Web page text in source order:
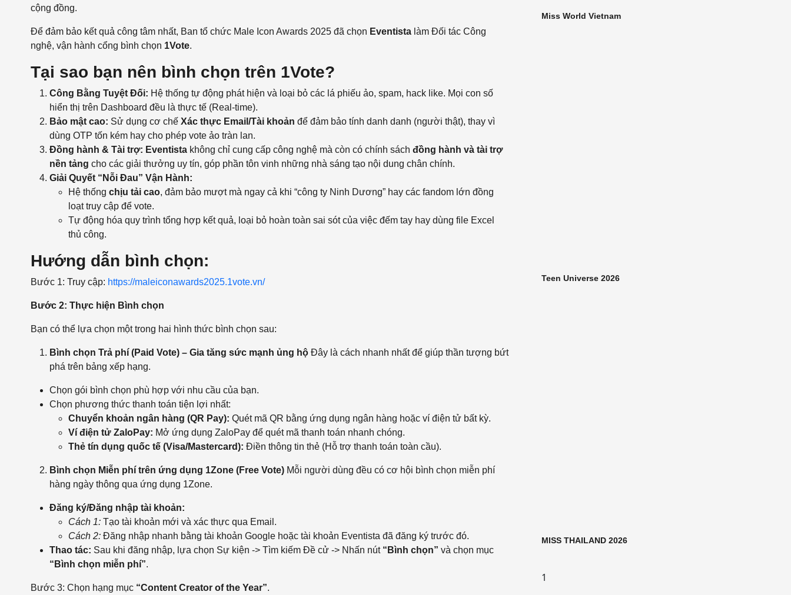
cộng đồng.
Để đảm bảo kết quả công tâm nhất, Ban tổ chức Male Icon Awards 2025 đã chọn Eventista làm Đối tác Công
nghệ, vận hành cổng bình chọn 1Vote.
Tại sao bạn nên bình chọn trên 1Vote?
Công Bằng Tuyệt Đối: Hệ thống tự động phát hiện và loại bỏ các lá phiếu ảo, spam, hack like. Mọi con số
hiển thị trên Dashboard đều là thực tế (Real-time).
Bảo mật cao: Sử dụng cơ chế Xác thực Email/Tài khoản để đảm bảo tính danh danh (người thật), thay vì
dùng OTP tốn kém hay cho phép vote ảo tràn lan.
Đồng hành & Tài trợ: Eventista không chỉ cung cấp công nghệ mà còn có chính sách đồng hành và tài trợ
nền tảng cho các giải thưởng uy tín, góp phần tôn vinh những nhà sáng tạo nội dung chân chính.
Giải Quyết “Nỗi Đau” Vận Hành:
Hệ thống chịu tải cao, đảm bảo mượt mà ngay cả khi “công ty Ninh Dương” hay các fandom lớn đồng
loạt truy cập để vote.
Tự động hóa quy trình tổng hợp kết quả, loại bỏ hoàn toàn sai sót của việc đếm tay hay dùng file Excel
thủ công.
Hướng dẫn bình chọn:
Bước 1: Truy cập: https://maleiconawards2025.1vote.vn/
Bước 2: Thực hiện Bình chọn
Bạn có thể lựa chọn một trong hai hình thức bình chọn sau:
Bình chọn Trả phí (Paid Vote) – Gia tăng sức mạnh ủng hộ Đây là cách nhanh nhất để giúp thần tượng bứt
phá trên bảng xếp hạng.
Chọn gói bình chọn phù hợp với nhu cầu của bạn.
Chọn phương thức thanh toán tiện lợi nhất:
Chuyển khoản ngân hàng (QR Pay): Quét mã QR bằng ứng dụng ngân hàng hoặc ví điện tử bất kỳ.
Ví điện tử ZaloPay: Mở ứng dụng ZaloPay để quét mã thanh toán nhanh chóng.
Thẻ tín dụng quốc tế (Visa/Mastercard): Điền thông tin thẻ (Hỗ trợ thanh toán toàn cầu).
Bình chọn Miễn phí trên ứng dụng 1Zone (Free Vote) Mỗi người dùng đều có cơ hội bình chọn miễn phí
hàng ngày thông qua ứng dụng 1Zone.
Đăng ký/Đăng nhập tài khoản:
Cách 1: Tạo tài khoản mới và xác thực qua Email.
Cách 2: Đăng nhập nhanh bằng tài khoản Google hoặc tài khoản Eventista đã đăng ký trước đó.
Thao tác: Sau khi đăng nhập, lựa chọn Sự kiện -> Tìm kiếm Đề cử -> Nhấn nút “Bình chọn” và chọn mục
“Bình chọn miễn phí”.
Bước 3: Chọn hạng mục “Content Creator of the Year”.
Miss World Vietnam
Teen Universe 2026
MISS THAILAND 2026